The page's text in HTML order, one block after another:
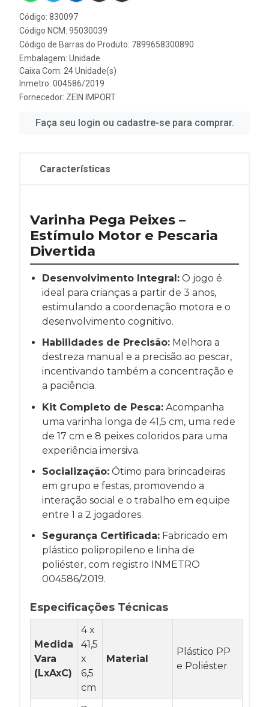
Código: 830097
Código NCM: 95030039
Código de Barras do Produto: 7899658300890
Embalagem: Unidade
Caixa Com: 24 Unidade(s)
Inmetro: 004586/2019
Fornecedor: ZEIN IMPORT
Faça seu login ou cadastre-se para comprar.
Características
Varinha Pega Peixes –
Estímulo Motor e Pescaria
Divertida
Desenvolvimento Integral: O jogo é
ideal para crianças a partir de 3 anos,
estimulando a coordenação motora e o
desenvolvimento cognitivo.
Habilidades de Precisão: Melhora a
destreza manual e a precisão ao pescar,
incentivando também a concentração e
a paciência.
Kit Completo de Pesca: Acompanha
uma varinha longa de 41,5 cm, uma rede
de 17 cm e 8 peixes coloridos para uma
experiência imersiva.
Socialização: Ótimo para brincadeiras
em grupo e festas, promovendo a
interação social e o trabalho em equipe
entre 1 a 2 jogadores.
Segurança Certificada: Fabricado em
plástico polipropileno e linha de
poliéster, com registro INMETRO
004586/2019.
Especificações Técnicas
Medida
Vara
(LxAxC)
4 x
41,5
x
6,5
cm
Material
Plástico PP
e Poliéster